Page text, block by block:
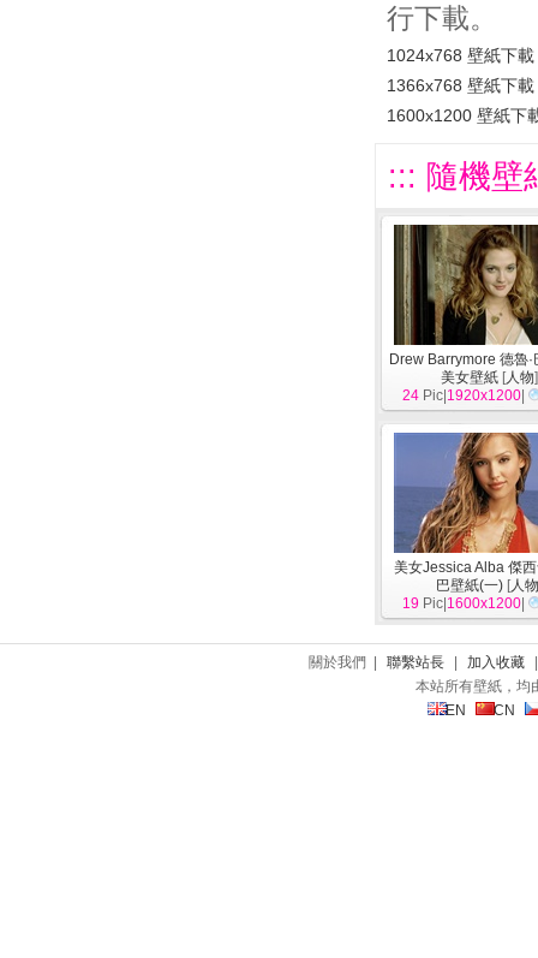
行下載。
1024x768 壁紙下載
1366x768 壁紙下載
1600x1200 壁紙下
::: 隨機壁
Drew Barrymore 德魯·
美女壁紙 [人物]
24 Pic| 1920x1200
美女Jessica Alba 傑
巴壁紙(一) [人
19 Pic| 1600x1200
關於我們 | 聯繫站長 加入收藏
本站所有壁紙，均
EN
CN